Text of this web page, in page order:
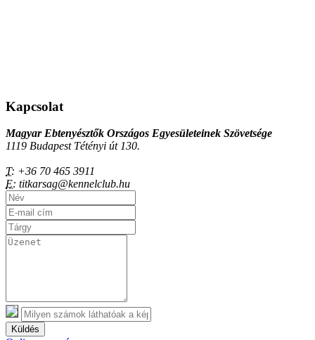
Kapcsolat
Magyar Ebtenyésztők Országos Egyesületeinek Szövetsége
1119 Budapest Tétényi út 130.
T: +36 70 465 3911
E: titkarsag@kennelclub.hu
Küldés